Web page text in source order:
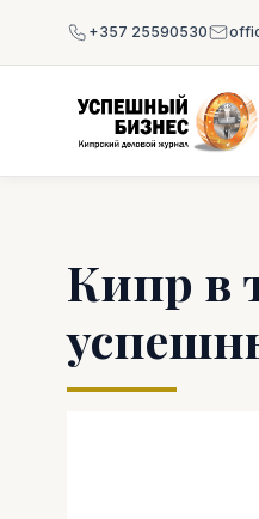
+357 25590530
Кипр в